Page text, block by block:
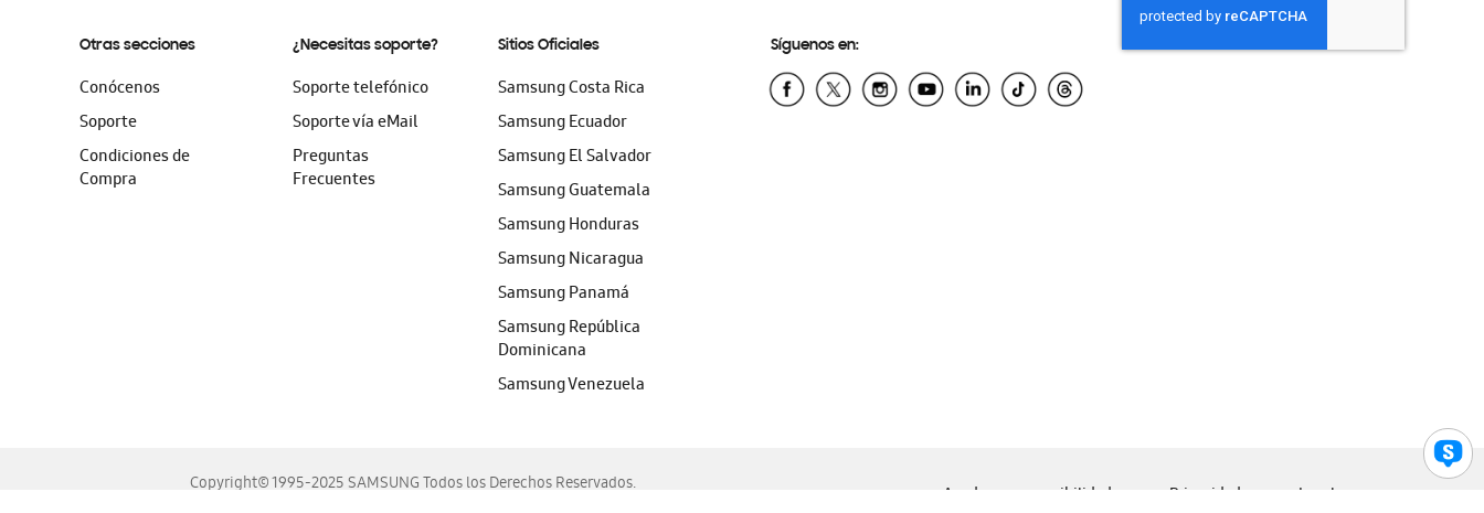
Otras secciones
Conócenos
Soporte
Condiciones de
Compra
¿Necesitas soporte?
Soporte telefónico
Soporte vía eMail
Preguntas
Frecuentes
Sitios Oficiales
Samsung Costa Rica
Samsung Ecuador
Samsung El Salvador
Samsung Guatemala
Samsung Honduras
Samsung Nicaragua
Samsung Panamá
Samsung República
Dominicana
Samsung Venezuela
Síguenos en:
Copyright© 1995-2025 SAMSUNG Todos los Derechos Reservados.
Ayuda para accesibilidad Privacidad Legal